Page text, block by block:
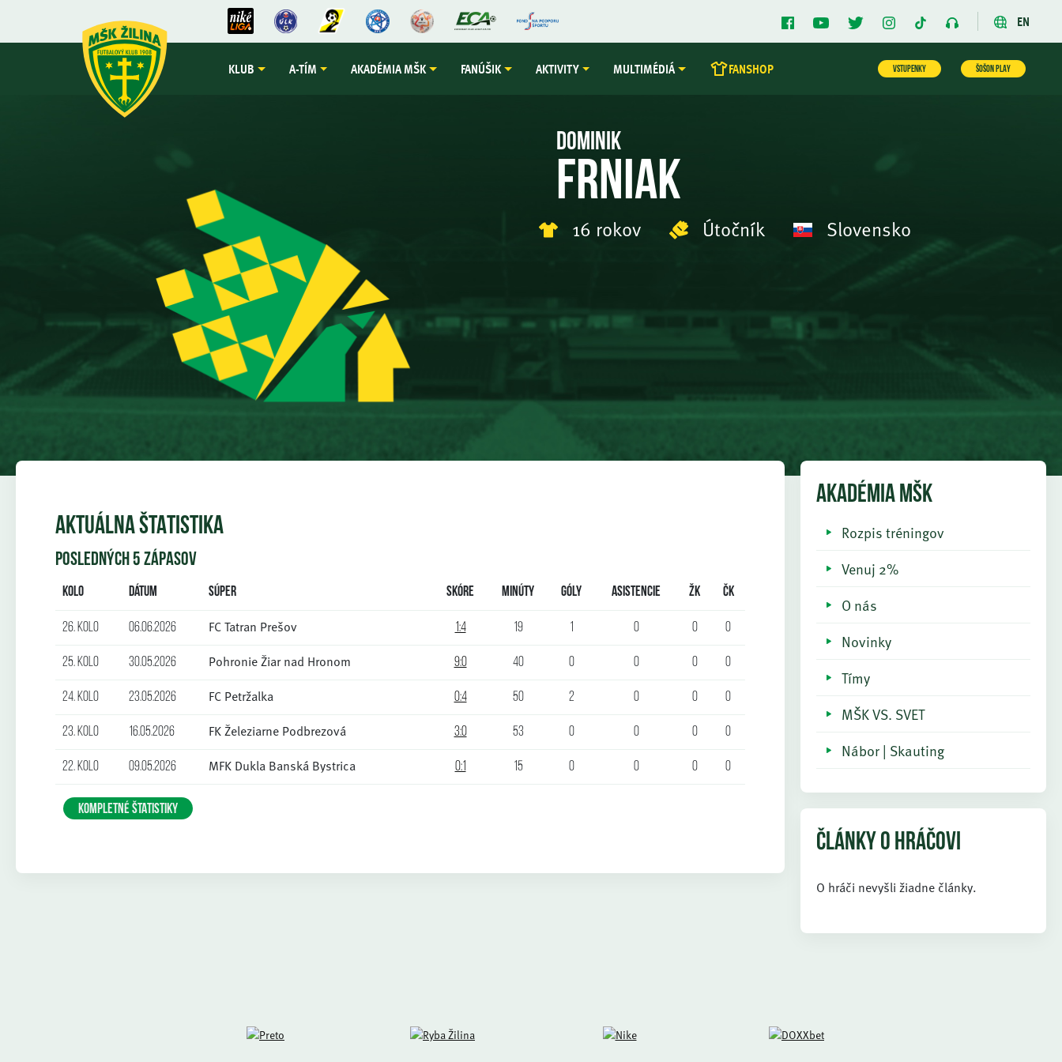
EN
KLUB A-TÍM AKADÉMIA MŠK FANÚŠIK AKTIVITY MULTIMÉDIÁ FANSHOP VSTUPENKY ŠOŠON PLAY
Dominik
Frniak
16 rokov Útočník Slovensko
AKTUÁLNA ŠTATISTIKA
POSLEDNÝCH 5 ZÁPASOV
Kolo Dátum Súper Skóre Minúty Góly Asistencie ŽK ČK
26. kolo 06.06.2026 FC Tatran Prešov 1:4 19 1 0 0 0
25. kolo 30.05.2026 Pohronie Žiar nad Hronom 9:0 40 0 0 0 0
24. kolo 23.05.2026 FC Petržalka 0:4 50 2 0 0 0
23. kolo 16.05.2026 FK Železiarne Podbrezová 3:0 53 0 0 0 0
22. kolo 09.05.2026 MFK Dukla Banská Bystrica 0:1 15 0 0 0 0
KOMPLETNÉ ŠTATISTIKY
AKADÉMIA MŠK
Rozpis tréningov
Venuj 2%
O nás
Novinky
Tímy
MŠK VS. SVET
Nábor | Skauting
ČLÁNKY O HRÁČOVI
O hráči nevyšli žiadne články.